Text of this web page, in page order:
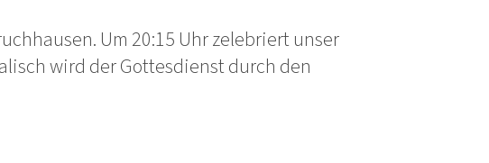
Um 20:15 Uhr zelebriert unser
wird der Gottesdienst durch den